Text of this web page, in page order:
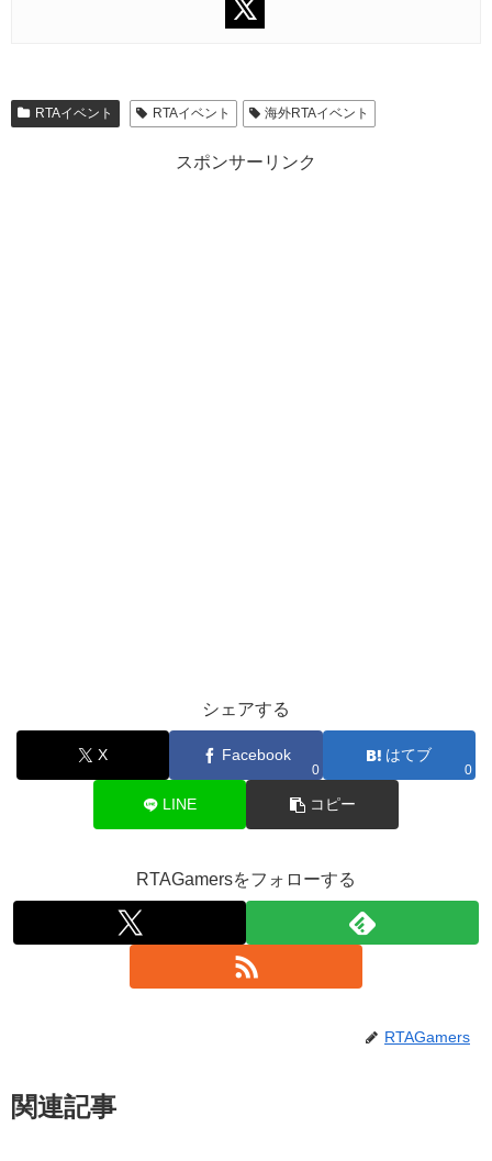
RTAイベント RTAイベント 海外RTAイベント
スポンサーリンク
シェアする
X Facebook
0
はてブ
0
LINE コピー
RTAGamersをフォローする
RTAGamers
関連記事